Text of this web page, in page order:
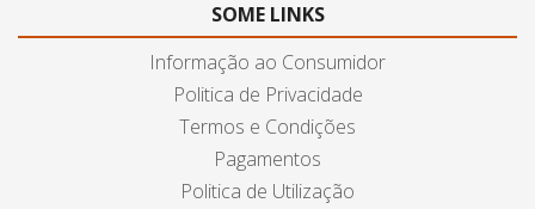
SOME LINKS
Informação ao Consumidor
Politica de Privacidade
Termos e Condições
Pagamentos
Politica de Utilização